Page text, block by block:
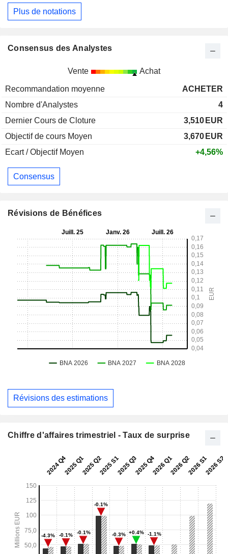
Plus de notations
Consensus des Analystes
Vente Achat
Recommandation moyenne
ACHETER
Nombre d'Analystes
4
Dernier Cours de Cloture
3,510 EUR
Objectif de cours Moyen
3,670 EUR
Ecart / Objectif Moyen
+4,56%
Consensus
Révisions de Bénéfices
Révisions des estimations
Chiffre d'affaires trimestriel - Taux de surprise